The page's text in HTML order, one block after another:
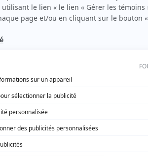
écran. Celui qu’on surnomme parfois
la télé québécoise. On peut l’entendre régulièrement